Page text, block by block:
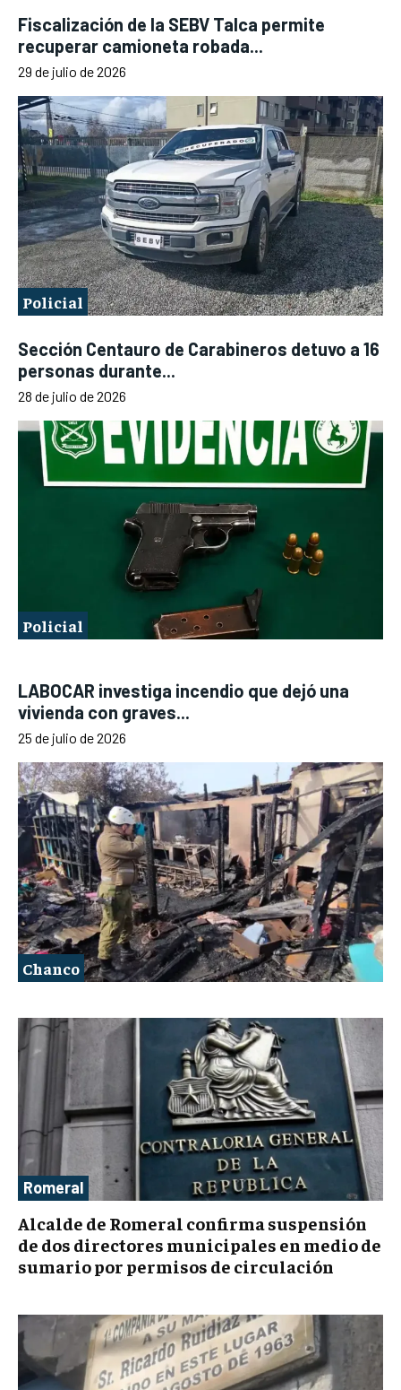
Fiscalización de la SEBV Talca permite
recuperar camioneta robada...
29 de julio de 2026
Policial
Sección Centauro de Carabineros detuvo a 16
personas durante...
28 de julio de 2026
Policial
LABOCAR investiga incendio que dejó una
vivienda con graves...
25 de julio de 2026
Chanco
Romeral
Alcalde de Romeral confirma suspensión
de dos directores municipales en medio de
sumario por permisos de circulación